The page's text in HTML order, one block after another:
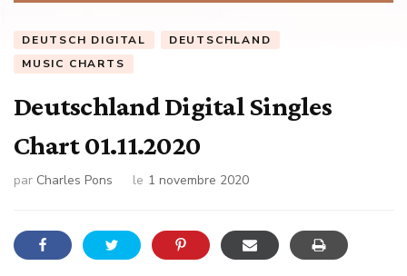
DEUTSCH DIGITAL
DEUTSCHLAND
MUSIC CHARTS
Deutschland Digital Singles
Chart 01.11.2020
par Charles Pons le 1 novembre 2020